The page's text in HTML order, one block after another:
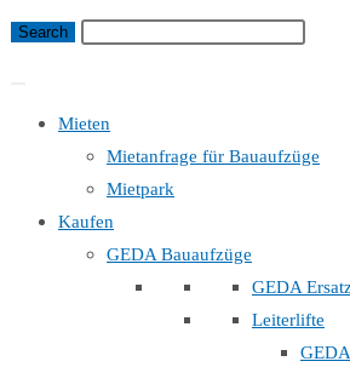
Mieten
Mietanfrage für Bauaufzüge
Mietpark
Kaufen
GEDA Bauaufzüge
GEDA
Leiterlifte